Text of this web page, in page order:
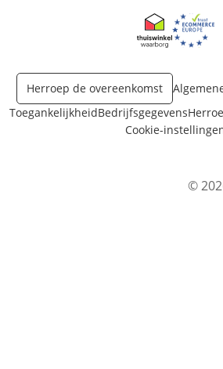
Opent inOpent
Herroep de overeenkomst
ToegankelijkheidBedrijfsgegevens
Cookie-
©